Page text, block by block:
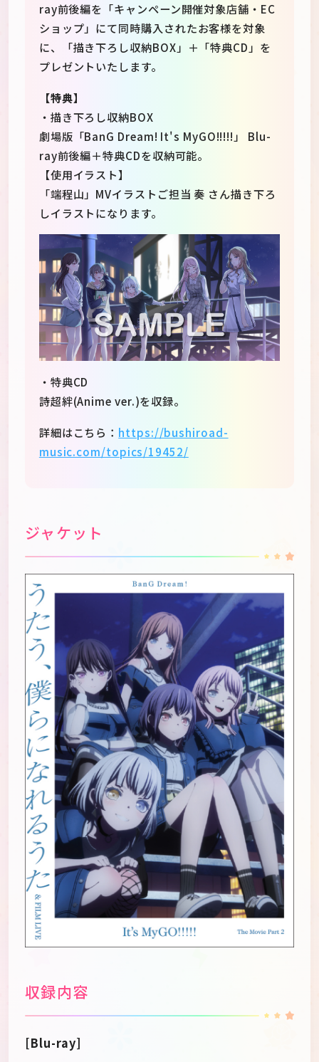
ray前後編を「キャンペーン開催対象店舗・EC
ショップ」にて同時購入されたお客様を対象
に、「描き下ろし収納BOX」＋「特典CD」を
プレゼントいたします。
【特典】
・描き下ろし収納BOX
劇場版「BanG Dream! It's MyGO!!!!!」 Blu-
ray前後編＋特典CDを収納可能。
【使用イラスト】
「端程山」MVイラストご担当 奏 さん描き下ろ
しイラストになります。
・特典CD
詩超絆(Anime ver.)を収録。
詳細はこちら： https://bushiroad-
music.com/topics/19452/
ジャケット
収録内容
[Blu-ray]